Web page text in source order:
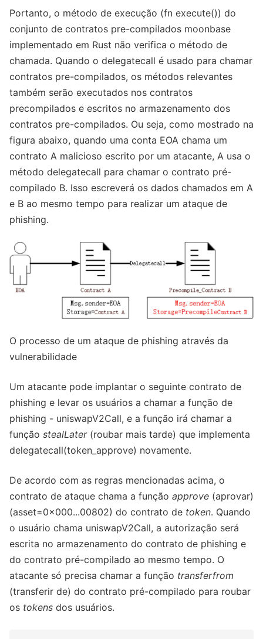
Portanto, o método de execução (fn execute()) do
conjunto de contratos pre-compilados moonbase
implementado em Rust não verifica o método de
chamada. Quando o delegatecall é usado para chamar
contratos pre-compilados, os métodos relevantes
também serão executados nos contratos
precompilados e escritos no armazenamento dos
contratos pre-compilados. Ou seja, como mostrado na
figura abaixo, quando uma conta EOA chama um
contrato A malicioso escrito por um atacante, A usa o
método delegatecall para chamar o contrato pré-
compilado B. Isso escreverá os dados chamados em A
e B ao mesmo tempo para realizar um ataque de
phishing.
O processo de um ataque de phishing através da
vulnerabilidade
Um atacante pode implantar o seguinte contrato de
phishing e levar os usuários a chamar a função de
phishing - uniswapV2Call, e a função irá chamar a
função stealLater(roubar mais tarde) que implementa
delegatecall(token_approve) novamente.
De acordo com as regras mencionadas acima, o
contrato de ataque chama a função approve (aprovar)
(asset=0x000...00802) do contrato de token. Quando
o usuário chama uniswapV2Call, a autorização será
escrita no armazenamento do contrato de phishing e
do contrato pré-compilado ao mesmo tempo. O
atacante só precisa chamar a função transferfrom
(transferir de) do contrato pré-compilado para roubar
os tokens dos usuários.